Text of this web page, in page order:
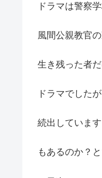
ドラマは警察
風間公親教官
生き残った者
ドラマでした
続出していま
もあるのか？